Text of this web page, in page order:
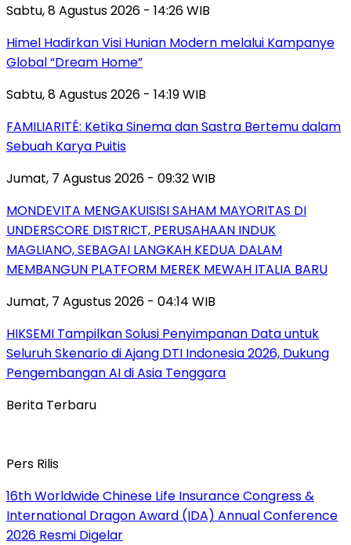
Sabtu, 8 Agustus 2026 - 14:26 WIB
Himel Hadirkan Visi Hunian Modern melalui Kampanye
Global “Dream Home”
Sabtu, 8 Agustus 2026 - 14:19 WIB
FAMILIARITÉ: Ketika Sinema dan Sastra Bertemu dalam
Sebuah Karya Puitis
Jumat, 7 Agustus 2026 - 09:32 WIB
MONDEVITA MENGAKUISISI SAHAM MAYORITAS DI
UNDERSCORE DISTRICT, PERUSAHAAN INDUK
MAGLIANO, SEBAGAI LANGKAH KEDUA DALAM
MEMBANGUN PLATFORM MEREK MEWAH ITALIA BARU
Jumat, 7 Agustus 2026 - 04:14 WIB
HIKSEMI Tampilkan Solusi Penyimpanan Data untuk
Seluruh Skenario di Ajang DTI Indonesia 2026, Dukung
Pengembangan AI di Asia Tenggara
Berita Terbaru
Pers Rilis
16th Worldwide Chinese Life Insurance Congress &
International Dragon Award (IDA) Annual Conference
2026 Resmi Digelar